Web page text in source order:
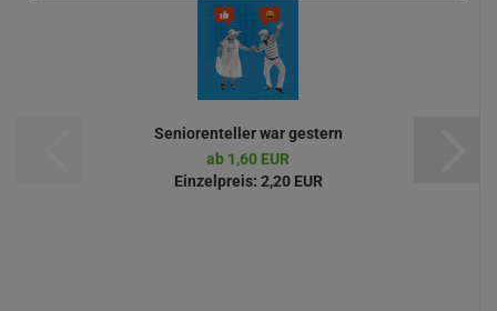
Seniorenteller war gestern
ab 1,60 EUR
Einzelpreis: 2,20 EUR